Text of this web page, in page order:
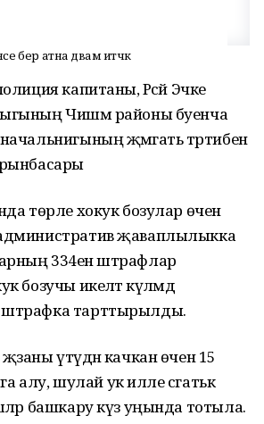
бер атна дәвам итәчәк
капитаны, Рәсәй Эчке
Чишмә районы буенча
җәмәгать тәртибен
төрле хокук бозулар өчен
җаваплылыкка
334енә штрафлар
бозучы икеләтә күләмдә
штрафка тарттырылды.
үтәүдән качкан өчен 15
алу, шулай ук илле сәгатькә
башкару күз уңында тотыла.